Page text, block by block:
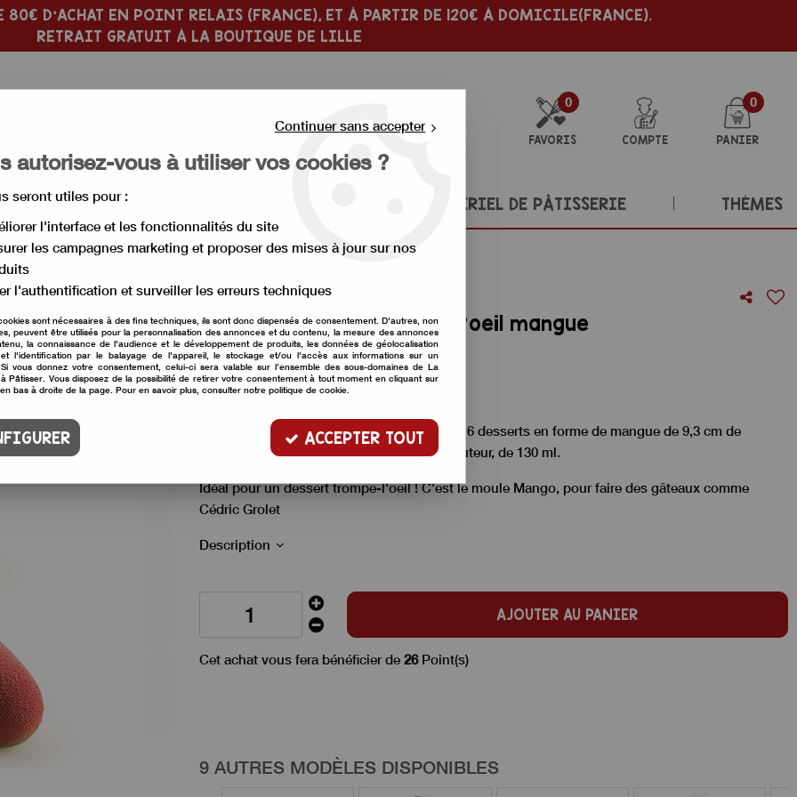
D'ACHAT EN POINT RELAIS (FRANCE), ET À PARTIR DE 120€ À DOMICILE(FRANCE).
RETRAIT GRATUIT À LA BOUTIQUE DE LILLE
0
FAVORIS COMPTE
0
PANIER
MATÉRIEL DE PÂTISSERIE THÈMES
>Moule en silicone trompe l'oeil mangue
Moule en silicone trompe l'oeil mangue
Soyez le premier à donner votre avis !
26,00 €TTC
Moule à entremets en silicone pour réaliser 6 desserts en forme de mangue de 9,3 cm de
longueur, 5,7 cm de largeur et 4,2 cm de hauteur, de 130 ml.
Idéal pour un dessert trompe-l'oeil ! C'est le moule Mango, pour faire des gâteaux comme
Cédric Grolet
Description
AJOUTER AU PANIER
Cet achat vous fera bénéficier de 26Point(s)
9 AUTRES MODÈLES DISPONIBLES
Continuer sans accepter
autorisez-vous à utiliser vos cookies ?
seront utiles pour :
l'interface et les fonctionnalités du site
les campagnes marketing et proposer des mises à jour sur nos
l'authentification et surveiller les erreurs techniques
sont nécessaires à des fins techniques, ils sont donc dispensés de consentement. D'autres, non
peuvent être utilisés pour la personnalisation des annonces et du contenu, la mesure des annonces
la connaissance de l'audience et le développement de produits, les données de géolocalisation
l'identification par le balayage de l'appareil, le stockage et/ou l'accès aux informations sur un
vous donnez votre consentement, celui-ci sera valable sur l’ensemble des sous-domaines de La
Pâtisser. Vous disposez de la possibilité de retirer votre consentement à tout moment en cliquant sur
bas à droite de la page. Pour en savoir plus, consulter notre politique de cookie.
ACCEPTER TOUT